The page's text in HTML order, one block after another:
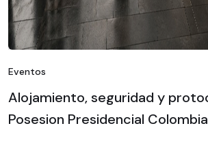
Eventos
Alojamiento, seguridad y
Posesion Presidencial